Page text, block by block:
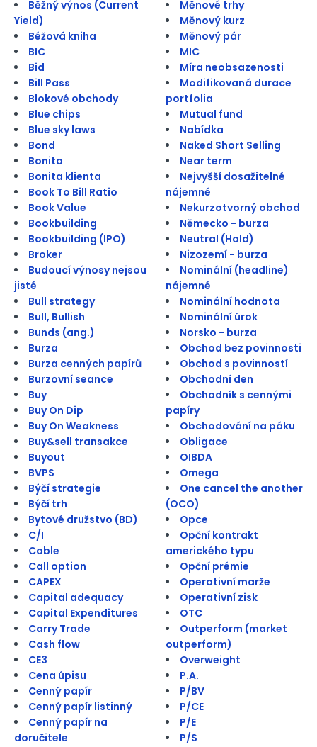
Běžný výnos (Current
Yield)
Béžová kniha
BIC
Bid
Bill Pass
Blokové obchody
Blue chips
Blue sky laws
Bond
Bonita
Bonita klienta
Book To Bill Ratio
Book Value
Bookbuilding
Bookbuilding (IPO)
Broker
Budoucí výnosy nejsou
jisté
Bull strategy
Bull, Bullish
Bunds (ang.)
Burza
Burza cenných papírů
Burzovní seance
Buy
Buy On Dip
Buy On Weakness
Buy&sell transakce
Buyout
BVPS
Býčí strategie
Býčí trh
Bytové družstvo (BD)
C/I
Cable
Call option
CAPEX
Capital adequacy
Capital Expenditures
Carry Trade
Cash flow
CE3
Cena úpisu
Cenný papír
Cenný papír listinný
Cenný papír na
doručitele
Měnové trhy
Měnový kurz
Měnový pár
MIC
Míra neobsazenosti
Modifikovaná durace
portfolia
Mutual fund
Nabídka
Naked Short Selling
Near term
Nejvyšší dosažitelné
nájemné
Nekurzotvorný obchod
Německo - burza
Neutral (Hold)
Nizozemí - burza
Nominální (headline)
nájemné
Nominální hodnota
Nominální úrok
Norsko - burza
Obchod bez povinnosti
Obchod s povinností
Obchodní den
Obchodník s cennými
papíry
Obchodování na páku
Obligace
OIBDA
Omega
One cancel the another
(OCO)
Opce
Opční kontrakt
amerického typu
Opční prémie
Operativní marže
Operativní zisk
OTC
Outperform (market
outperform)
Overweight
P.A.
P/BV
P/CE
P/E
P/S